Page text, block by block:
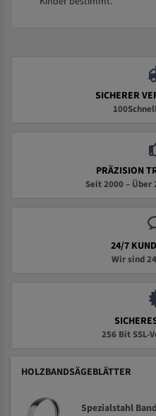
SICHERER
PRÄZISION
Seit 2000 –
24/7
Wir sind
256 Bit SSL-
HOLZBANDSÄGEBLÄTTER
Spezialstahl